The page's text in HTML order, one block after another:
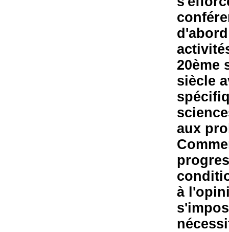
20ème
siècle
aux
à